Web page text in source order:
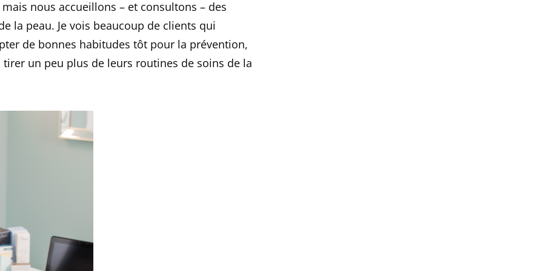
nous accueillons – et consultons – des
la peau. Je vois beaucoup de clients qui
de bonnes habitudes tôt pour la prévention,
un peu plus de leurs routines de soins de la